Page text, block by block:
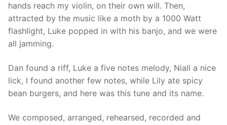
hands reach my violin, on their own will. Then,
attracted by the music like a moth by a 1000 Watt
flashlight, Luke popped in with his banjo, and we were
all jamming.
Dan found a riff, Luke a five notes melody, Niall a nice
lick, I found another few notes, while Lily ate spicy
bean burgers, and here was this tune and its name.
We composed, arranged, rehearsed, recorded and